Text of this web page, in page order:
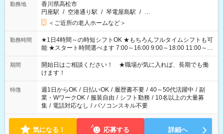
勤務地
香川県高松市
円座駅 / 空港通り駅 / 琴電屋島駅 / …
＜ご近所の老人ホームなど＞
勤務時間
★1日4時間～の時短シフトOK ★もちろんフルタイムシフトも可
能 ★スタート時間選べます 7:00～16:00 9:00～18:00 11:00～
20:00 など 残業なし！ ※Wワークの場合、他のお仕事と合わせ
週40時間超の就業はご案内できません ※法令に基づき、週20時
間以上勤務は社会保険への加入対象となります ※労働者派遣法
（日雇い派遣の原則禁止）により、短時間・短期間の就業はご
案内が難しい場合があります
期間
開始日はご相談ください！ ★職場が気に入れば、長期でも働
けます！
特徴 週1日からOK / 日払いOK / 履歴書不要 / 40～50代活躍中 / 副
業・WワークOK / 服装自由 / シフト勤務 / 10名以上の大量募
集 / 電話対応なし / パソコンスキル不要
気になる！ 応募する 詳細へ